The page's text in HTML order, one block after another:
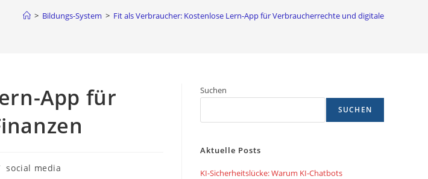
> Bildungs-System > Fit als Verbraucher: Kostenlose Lern-App für Verbraucherrechte und digitale Finanzen
App für
social media
Suchen
SUCHEN
Aktuelle Posts
KI-Sicherheitslücke: Warum KI-Chatbots